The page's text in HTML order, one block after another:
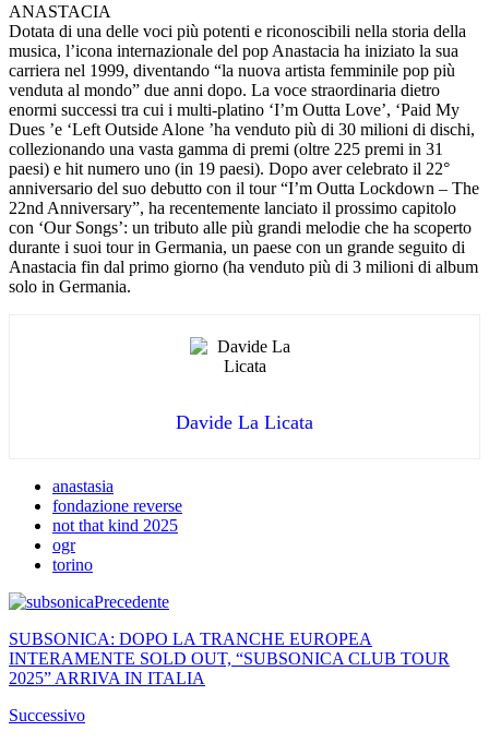
ANASTACIA
Dotata di una delle voci più potenti e riconoscibili nella storia della
musica, l’icona internazionale del pop Anastacia ha iniziato la sua
carriera nel 1999, diventando “la nuova artista femminile pop più
venduta al mondo” due anni dopo. La voce straordinaria dietro
enormi successi tra cui i multi-platino ‘I’m Outta Love’, ‘Paid My
Dues ’e ‘Left Outside Alone ’ha venduto più di 30 milioni di dischi,
collezionando una vasta gamma di premi (oltre 225 premi in 31
paesi) e hit numero uno (in 19 paesi). Dopo aver celebrato il 22°
anniversario del suo debutto con il tour “I’m Outta Lockdown – The
22nd Anniversary”, ha recentemente lanciato il prossimo capitolo
con ‘Our Songs’: un tributo alle più grandi melodie che ha scoperto
durante i suoi tour in Germania, un paese con un grande seguito di
Anastacia fin dal primo giorno (ha venduto più di 3 milioni di album
solo in Germania.
Davide La Licata
anastasia
fondazione reverse
not that kind 2025
ogr
torino
Precedente
SUBSONICA: DOPO LA TRANCHE EUROPEA
INTERAMENTE SOLD OUT, “SUBSONICA CLUB TOUR
2025” ARRIVA IN ITALIA
Successivo